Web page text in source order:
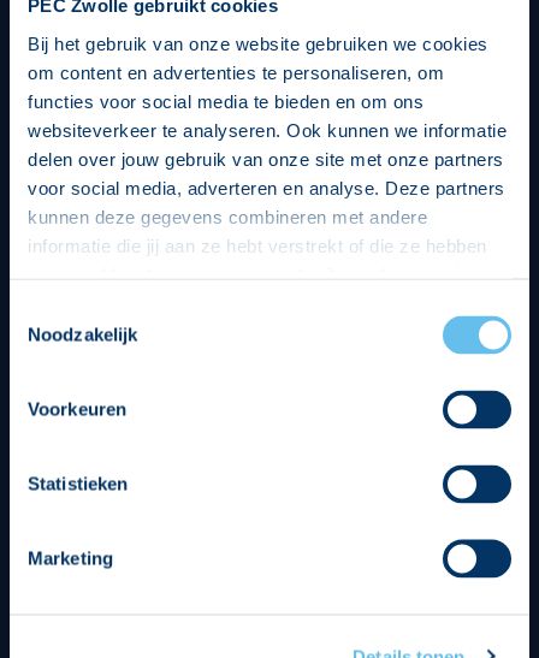
PEC Zwolle gebruikt cookies
Bij het gebruik van onze website gebruiken we cookies
om content en advertenties te personaliseren, om
functies voor social media te bieden en om ons
websiteverkeer te analyseren. Ook kunnen we informatie
delen over jouw gebruik van onze site met onze partners
voor social media, adverteren en analyse. Deze partners
kunnen deze gegevens combineren met andere
informatie die jij aan ze hebt verstrekt of die ze hebben
op een veilige en integere wijze. Je kunt je toestemming
beheren op de privacy- en cookieverklaring pagina.
Noodzakelijk
Voorkeuren
Statistieken
Marketing